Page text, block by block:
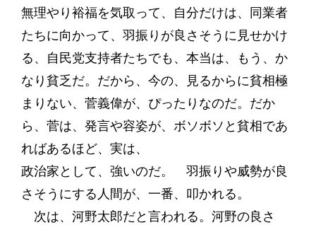
無理やり裕福を気取って、自分だけは、同業者
たちに向かって、羽振りが良さそうに見せかけ
る、自民党支持者たちでも、本当は、もう、か
なり貧乏だ。だから、今の、見るからに貧相極
まりない、菅義偉が、ぴったりなのだ。だか
ら、菅は、発言や容姿が、ボソボソと貧相であ
ればあるほど、実は、
政治家として、強いのだ。 羽振りや威勢が良
さそうにする人間が、一番、叩かれる。
次は、河野太郎だと言われる。河野の良さ